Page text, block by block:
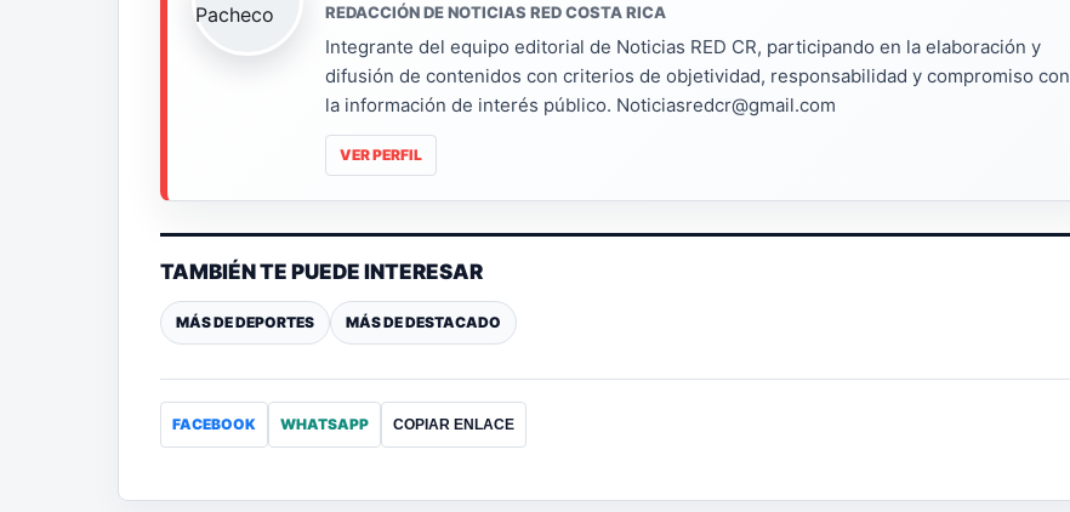
REDACCIÓN DE NOTICIAS RED COSTA RICA
Integrante del equipo editorial de Noticias RED CR, participando en la elaboración y
difusión de contenidos con criterios de objetividad, responsabilidad y compromiso con
la información de interés público. Noticiasredcr@gmail.com
VER PERFIL
TAMBIÉN TE PUEDE INTERESAR
MÁS DE DEPORTES MÁS DE DESTACADO
FACEBOOK WHATSAPP COPIAR ENLACE